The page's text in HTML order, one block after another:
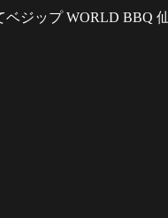
ベジップWORLD BBQ